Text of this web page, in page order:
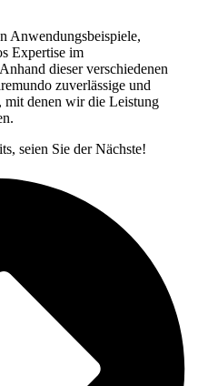
Anwendungsbeispiele,
Expertise im
dieser verschiedenen
zuverlässige und
mit denen wir die Leistung
seien Sie der Nächste!